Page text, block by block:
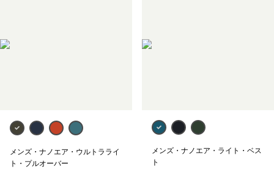
メンズ・ナノエア・ウルトラライ
ト・プルオーバー
メンズ・ナノエア・ライト・ベス
ト